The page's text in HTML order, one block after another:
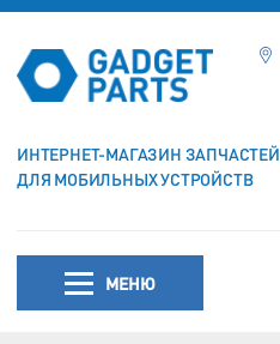
ИНТЕРНЕТ-МАГАЗИН ЗАПЧАСТЕЙ
ДЛЯ МОБИЛЬНЫХ УСТРОЙСТВ
МЕНЮ